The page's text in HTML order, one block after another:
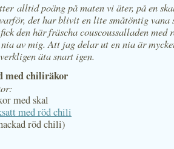
alltid poäng på maten vi äter, på en
det har blivit en lite småtöntig vana
den här fräscha couscoussalladen med
av mig. Att jag delar ut en nia är
äta snart igen.
med chiliräkor
med skal
med röd chili
röd chili)